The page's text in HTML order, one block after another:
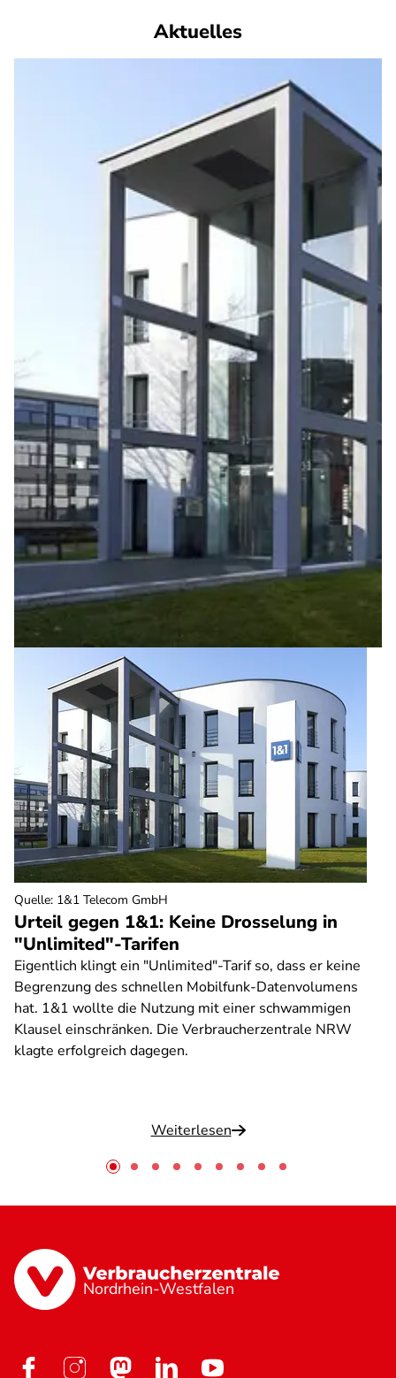
Aktuelles
Urteil gegen 1&1: Keine Drosselung in
"Unlimited"-Tarifen
Eigentlich klingt ein "Unlimited"-Tarif so, dass er keine
Begrenzung des schnellen Mobilfunk-Datenvolumens
hat. 1&1 wollte die Nutzung mit einer schwammigen
Klausel einschränken. Die Verbraucherzentrale NRW
klagte erfolgreich dagegen.
Weiterlesen
Quelle: 1&1 Telecom GmbH
Nordrhein-Westfalen